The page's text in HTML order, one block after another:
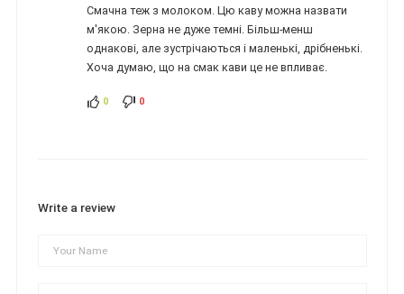
Смачна теж з молоком. Цю каву можна назвати
м'якою. Зерна не дуже темні. Більш-менш
однакові, але зустрічаються і маленькі, дрібненькі.
Хоча думаю, що на смак кави це не впливає.
0 0
Write a review